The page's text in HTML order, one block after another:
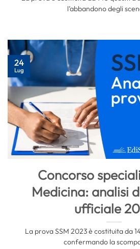
l’abbandono degli
Concorso
Medicina: analisi
ufficiale
La prova SSM 2023 è costituita da
confermando la
24
Lug